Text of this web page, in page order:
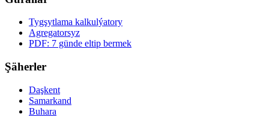
Tygşytlama kalkulýatory
Agregatorsyz
PDF: 7 günde eltip bermek
Şäherler
Daşkent
Samarkand
Buhara